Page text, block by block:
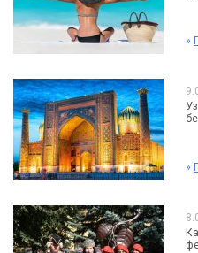
»
»